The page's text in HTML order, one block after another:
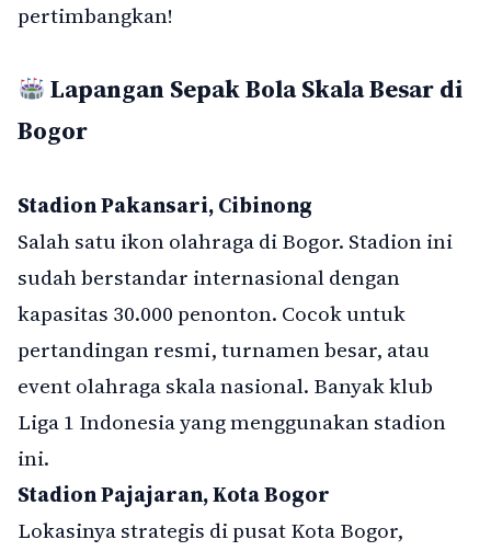
pertimbangkan!
Lapangan Sepak Bola Skala Besar di
Bogor
Stadion Pakansari, Cibinong
Salah satu ikon olahraga di Bogor. Stadion ini
sudah berstandar internasional dengan
kapasitas 30.000 penonton. Cocok untuk
pertandingan resmi, turnamen besar, atau
event olahraga skala nasional. Banyak klub
Liga 1 Indonesia yang menggunakan stadion
ini.
Stadion Pajajaran, Kota Bogor
Lokasinya strategis di pusat Kota Bogor,